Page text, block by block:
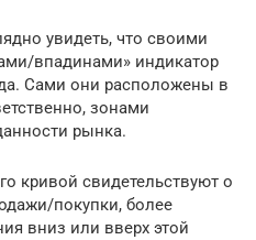
увидеть, что своими
впадинами» индикатор
Сами они расположены в
зонами
рынка.
кривой свидетельствуют о
покупки, более
вниз или вверх этой